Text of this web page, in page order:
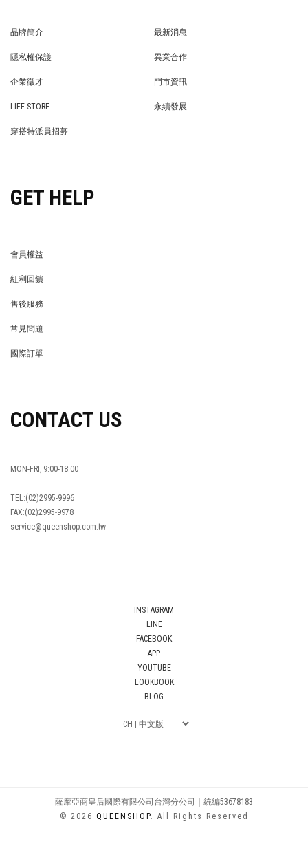
品牌簡介
最新消息
隱私權保護
異業合作
企業徵才
門市資訊
LIFE STORE
永續發展
穿搭特派員招募
GET HELP
會員權益
紅利回饋
售後服務
常見問題
國際訂單
CONTACT US
MON-FRI, 9:00-18:00
TEL:(02)2995-9996
FAX:(02)2995-9978
service@queenshop.com.tw
INSTAGRAM
LINE
FACEBOOK
APP
YOUTUBE
LOOKBOOK
BLOG
薩摩亞商皇后國際有限公司台灣分公司｜統編53678183
© 2026 QUEENSHOP. All Rights Reserved